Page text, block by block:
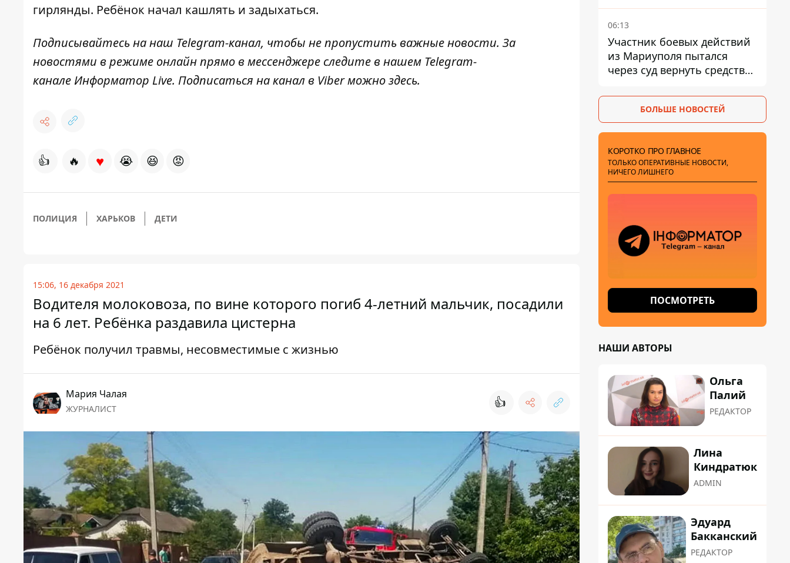
гирлянды. Ребёнок начал кашлять и задыхаться.
Подписывайтесь на наш Telegram-канал, чтобы не пропустить важные новости. За
новостями в режиме онлайн прямо в мессенджере следите в нашем Telegram-
канале Информатор Live. Подписаться на канал в Viber можноздесь.
👍 🔥 ♥ 😭 😆 😡
ПОЛИЦИЯ ХАРЬКОВ ДЕТИ
15:06, 16 декабря 2021
Водителя молоковоза, по вине которого погиб 4-летний мальчик, посадили
на 6 лет. Ребёнка раздавила цистерна
Ребёнок получил травмы, несовместимые с жизнью
Мария Чалая
ЖУРНАЛИСТ 👍
06:13
Участник боевых действий
из Мариуполя пытался
через суд вернуть средства
Ощадбанке – каким было
решениеБОЛЬШЕ НОВОСТЕЙ
КОРОТКО ПРО ГЛАВНОЕ
ТОЛЬКО ОПЕРАТИВНЫЕ НОВОСТИ,
НИЧЕГО ЛИШНЕГО
ПОСМОТРЕТЬ
НАШИ АВТОРЫ
Ольга
Палий
РЕДАКТОР
Лина
Киндратюк
ADMIN
Эдуард
Бакканский
РЕДАКТОР